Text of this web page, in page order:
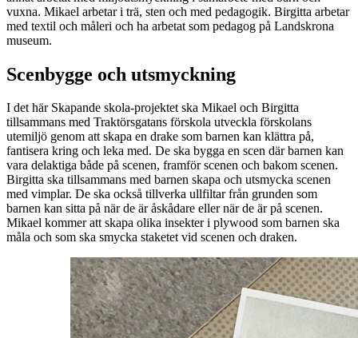
vuxna. Mikael arbetar i trä, sten och med pedagogik. Birgitta arbetar
med textil och måleri och ha arbetat som pedagog på Landskrona
museum.
Scenbygge och utsmyckning
I det här Skapande skola-projektet ska Mikael och Birgitta
tillsammans med Traktörsgatans förskola utveckla förskolans
utemiljö genom att skapa en drake som barnen kan klättra på,
fantisera kring och leka med. De ska bygga en scen där barnen kan
vara delaktiga både på scenen, framför scenen och bakom scenen.
Birgitta ska tillsammans med barnen skapa och utsmycka scenen
med vimplar. De ska också tillverka ullfiltar från grunden som
barnen kan sitta på när de är åskådare eller när de är på scenen.
Mikael kommer att skapa olika insekter i plywood som barnen ska
måla och som ska smycka staketet vid scenen och draken.